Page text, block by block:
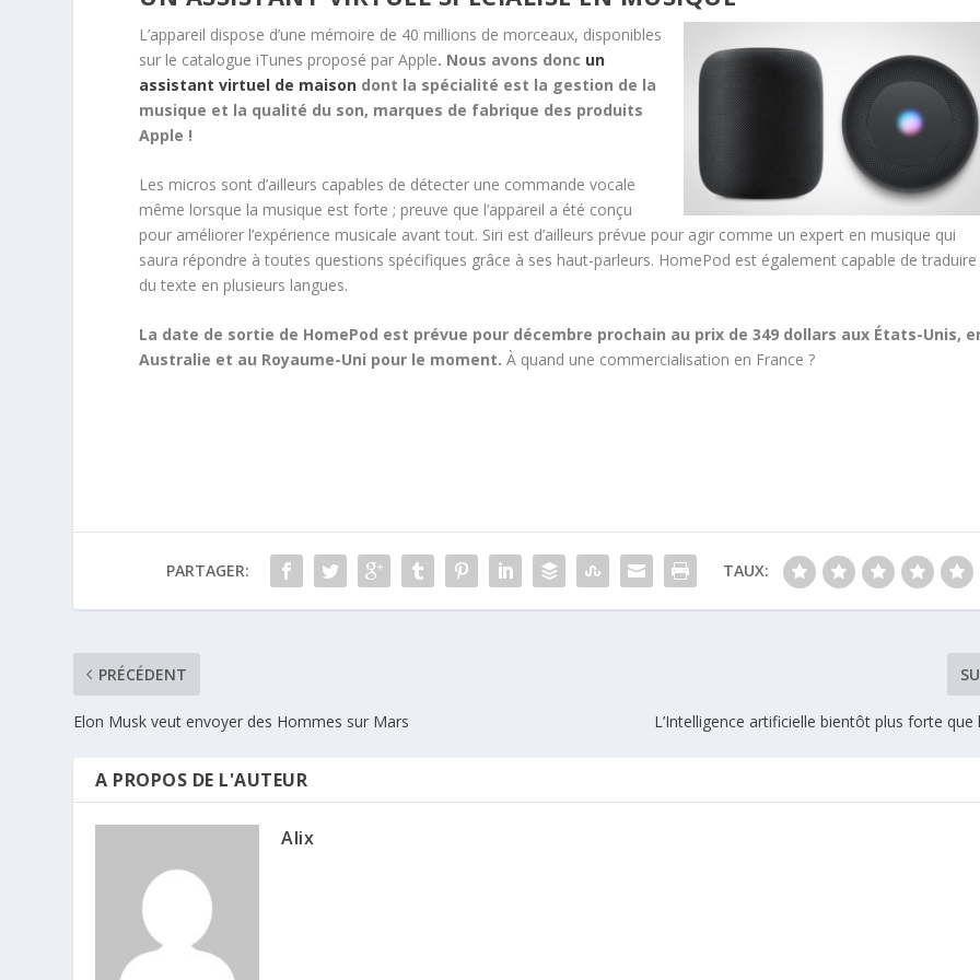
L’appareil dispose d’une mémoire de 40 millions de morceaux, disponibles
sur le catalogue iTunes proposé par Apple. Nous avons donc un
assistant virtuel de maison dont la spécialité est la gestion de la
musique et la qualité du son, marques de fabrique des produits
Apple !
Les micros sont d’ailleurs capables de détecter une commande vocale
même lorsque la musique est forte ; preuve que l’appareil a été conçu
pour améliorer l’expérience musicale avant tout. Siri est d’ailleurs prévue pour agir comme un expert en musique qui
saura répondre à toutes questions spécifiques grâce à ses haut-parleurs. HomePod est également capable de traduire
du texte en plusieurs langues.
La date de sortie de HomePod est prévue pour décembre prochain au prix de 349 dollars aux États-Unis,
Australie et au Royaume-Uni pour le moment. À quand une commercialisation en France ?
PARTAGER: TAUX:
PRÉCÉDENT
Elon Musk veut envoyer des Hommes sur Mars L’Intelligence artificielle bientôt plus forte que
A PROPOS DE L'AUTEUR
Alix